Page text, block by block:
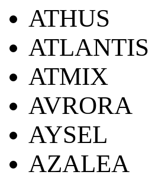
ATHUS
ATLANTIS
ATMIX
AVRORA
AYSEL
AZALEA